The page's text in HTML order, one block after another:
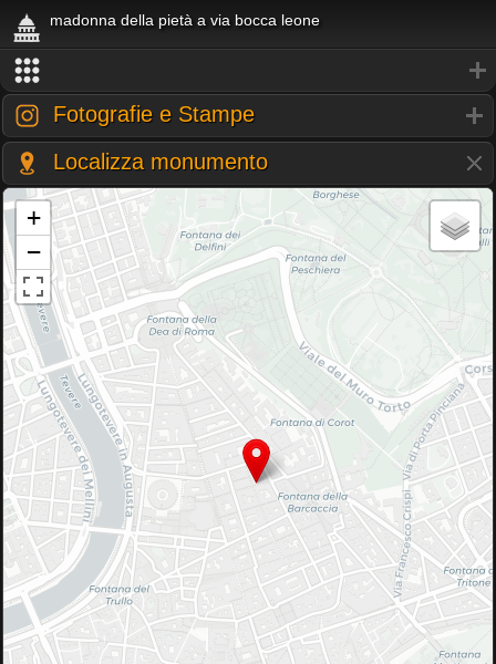
madonna della pietà a via bocca leone
Fotografie e Stampe
Localizza monumento
+
−